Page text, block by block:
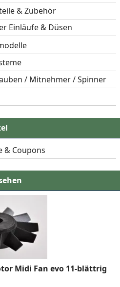
& Zubehör
Einläufe & Düsen
/ Mitnehmer / Spinner
& Coupons
Midi Fan evo 11-blättrig